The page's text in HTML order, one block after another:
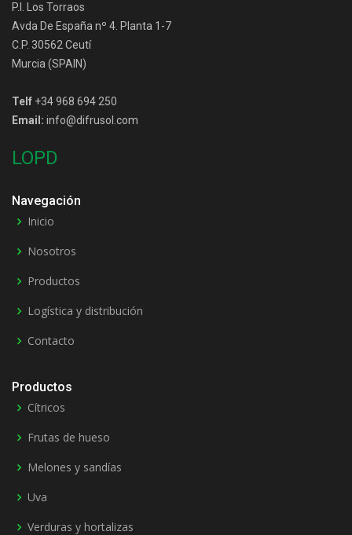
P.I. Los Torraos
Avda De España nº 4. Planta 1-7
C.P. 30562 Ceutí
Murcia (SPAIN)
Telf +34 968 694 250
Email: info@difrusol.com
LOPD
Navegación
Inicio
Nosotros
Productos
Logística y distribución
Contacto
Productos
Cítricos
Frutas de hueso
Melones y sandías
Uva
Verduras y hortalizas